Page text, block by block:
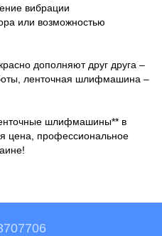
вибрации
или возможностью
дополняют друг друга –
ленточная шлифмашина –
шлифмашины** в
цена, профессиональное